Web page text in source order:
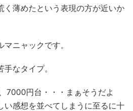
く薄めたという表現の方が近いか
ニャックです。
なタイプ。
7000円台・・・まぁそうだよ
い感想を並べてしまうに至るに十